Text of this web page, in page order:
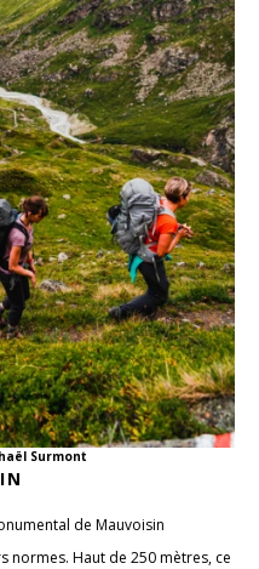
Surmont
de Mauvoisin
normes. Haut de 250 mètres, ce